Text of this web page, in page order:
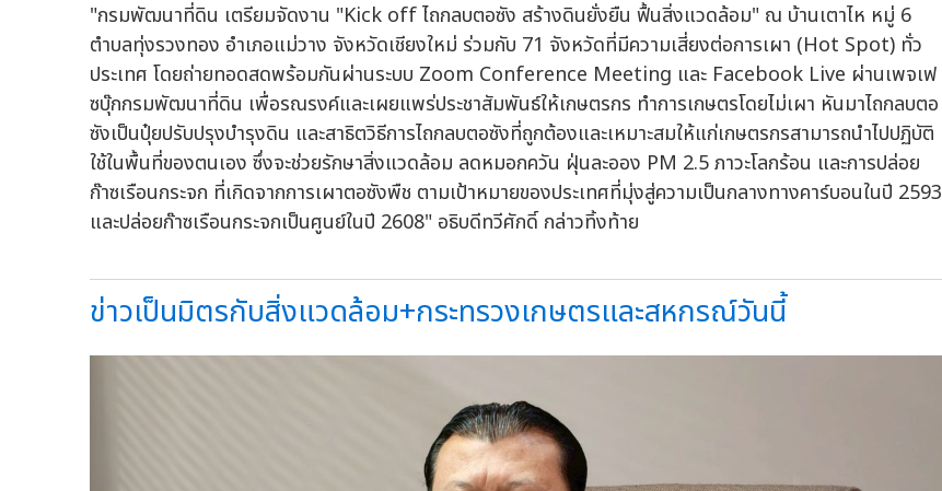
"กรมพัฒนาที่ดิน เตรียมจัดงาน "Kick off ไถกลบตอซัง สร้างดินยั่งยืน ฟื้นสิ่งแวดล้อม" ณ บ้านเตาไห หมู่ 6
ตำบลทุ่งรวงทอง อำเภอแม่วาง จังหวัดเชียงใหม่ ร่วมกับ 71 จังหวัดที่มีความเสี่ยงต่อการเผา (Hot Spot) ทั่ว
ประเทศ โดยถ่ายทอดสดพร้อมกันผ่านระบบ Zoom Conference Meeting และ Facebook Live ผ่านเพจเฟ
ซบุ๊กกรมพัฒนาที่ดิน เพื่อรณรงค์และเผยแพร่ประชาสัมพันธ์ให้เกษตรกร ทำการเกษตรโดยไม่เผา หันมาไถกลบตอ
ซังเป็นปุ๋ยปรับปรุงบำรุงดิน และสาธิตวิธีการไถกลบตอซังที่ถูกต้องและเหมาะสมให้แก่เกษตรกรสามารถนำไปปฏิบัติ
ใช้ในพื้นที่ของตนเอง ซึ่งจะช่วยรักษาสิ่งแวดล้อม ลดหมอกควัน ฝุ่นละออง PM 2.5 ภาวะโลกร้อน และการปล่อย
ก๊าซเรือนกระจก ที่เกิดจากการเผาตอซังพืช ตามเป้าหมายของประเทศที่มุ่งสู่ความเป็นกลางทางคาร์บอนในปี 2593
และปล่อยก๊าซเรือนกระจกเป็นศูนย์ในปี 2608" อธิบดีทวีศักดิ์ กล่าวทิ้งท้าย
ข่าวเป็นมิตรกับสิ่งแวดล้อม+กระทรวงเกษตรและสหกรณ์วันนี้